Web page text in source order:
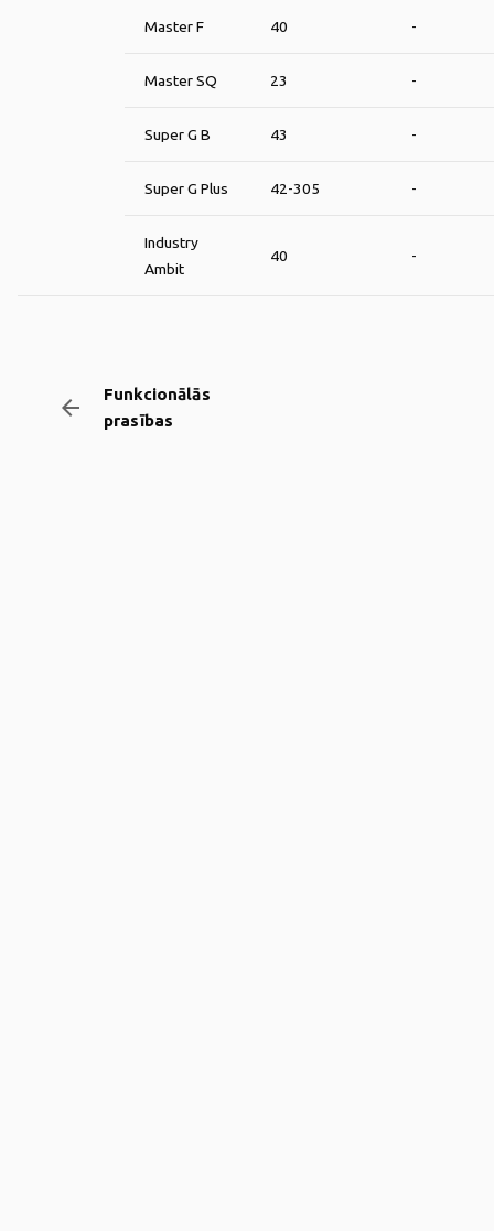
Funkcionālās
prasības
arrow_backward
Master F 40 -
Master SQ 23 -
Super G B 43 -
Super G Plus 42-305 -
Industry
Ambit
40 -